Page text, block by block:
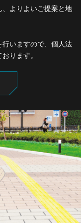
よりよいご提案と地
いますので、 個人法
ります。